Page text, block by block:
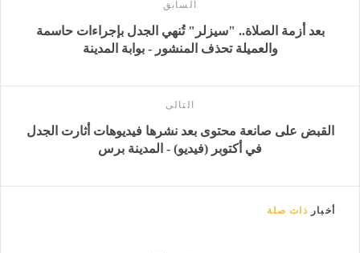
السابق
بعد أزمة الصلاة.. "سيزلر" تُنهي الجدل بإجراءات حاسمة
والعميلة تحذف المنشور - بوابة المدينة
التالى
القبض على صانعة محتوى بعد نشرها فيديوهات أثارت الجدل
في أكتوبر (فيديو) - المدينة برس
أخبار ذات صلة